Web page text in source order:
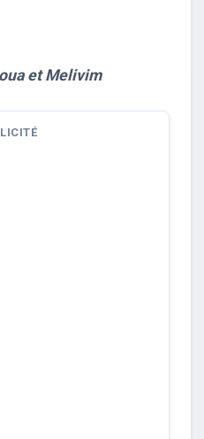
et Melivim